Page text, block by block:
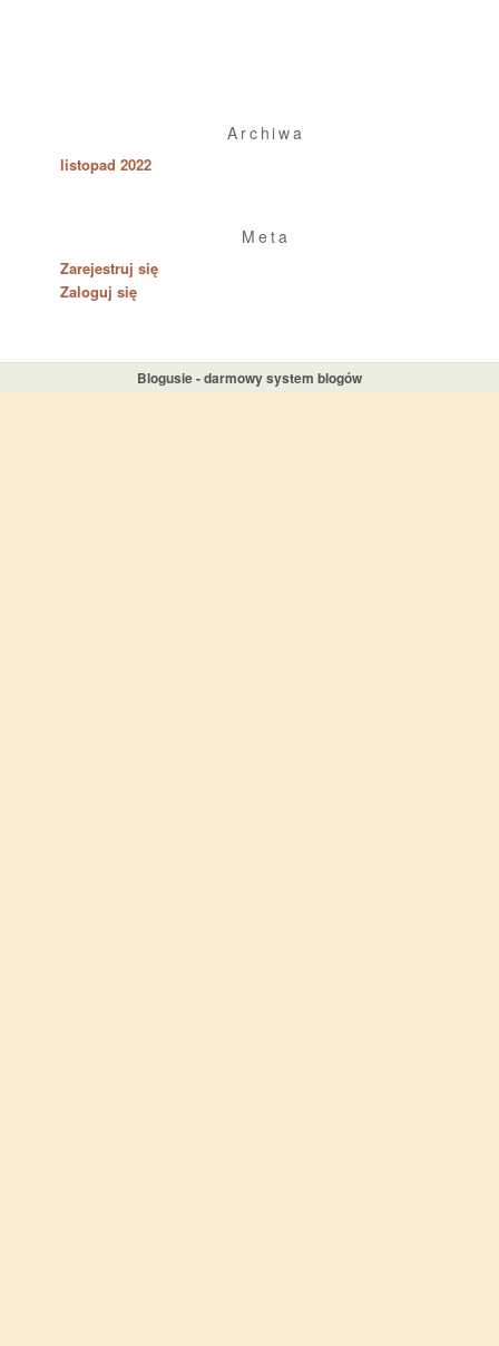
Archiwa
listopad 2022
Meta
Zarejestruj się
Zaloguj się
Blogusie - darmowy system blogów